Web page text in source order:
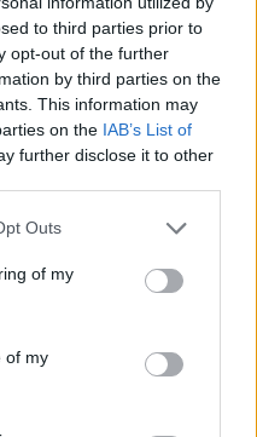
to third parties prior to
opt-out of the further
by third parties on the
This information may
on the IAB’s List of
further disclose it to other
Outs
of my
of my
összejött, az
nem az FK-nak
garancia” –